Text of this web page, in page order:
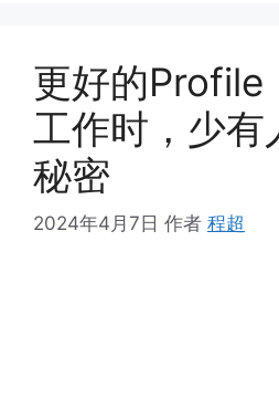
更好的Profile
工作时，少有
秘密
2024年4月7日 作者 程超